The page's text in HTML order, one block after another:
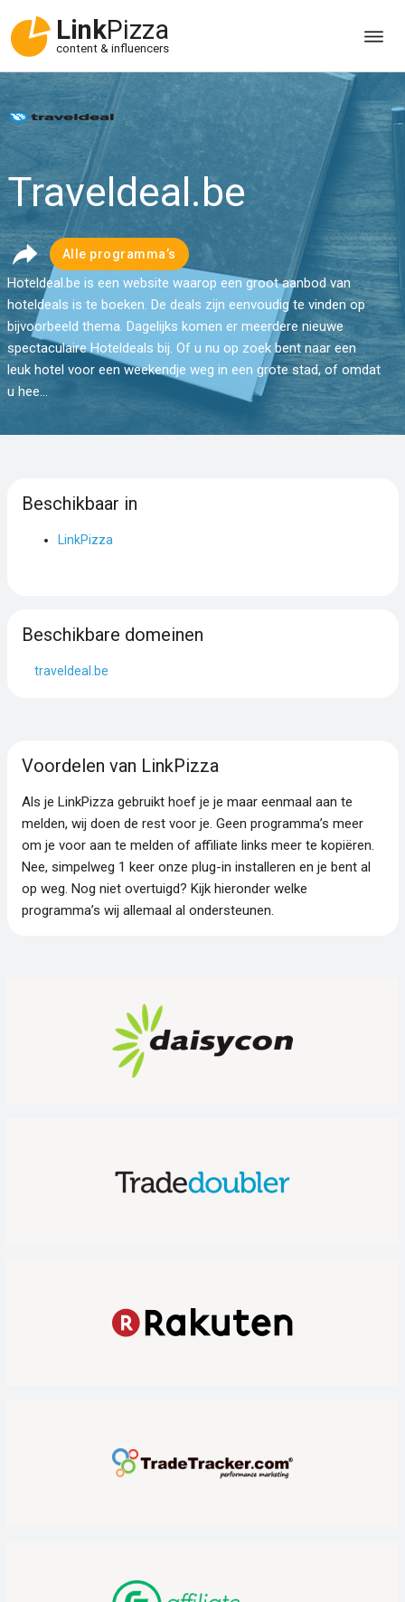
LinkPizza
content & influencers
Traveldeal.be
Alle programma’s
Hoteldeal.be is een website waarop een groot aanbod van
hoteldeals is te boeken. De deals zijn eenvoudig te vinden op
bijvoorbeeld thema. Dagelijks komen er meerdere nieuwe
spectaculaire Hoteldeals bij. Of u nu op zoek bent naar een
leuk hotel voor een weekendje weg in een grote stad, of omdat
u hee...
Beschikbaar in
LinkPizza
Beschikbare domeinen
traveldeal.be
Voordelen van LinkPizza
Als je LinkPizza gebruikt hoef je je maar eenmaal aan te
melden, wij doen de rest voor je. Geen programma’s meer
om je voor aan te melden of affiliate links meer te kopiëren.
Nee, simpelweg 1 keer onze plug-in installeren en je bent al
op weg. Nog niet overtuigd? Kijk hieronder welke
programma’s wij allemaal al ondersteunen.